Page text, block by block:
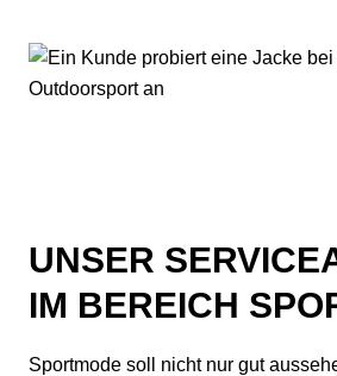
UNSER
IM BEREICH
Sportmode soll nicht nur gut